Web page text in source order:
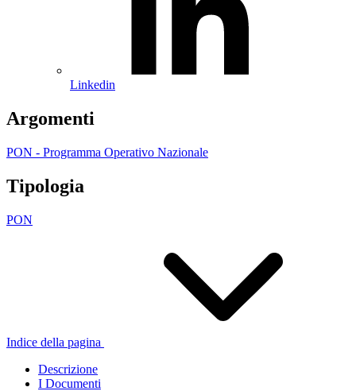
Linkedin
Argomenti
PON - Programma Operativo Nazionale
Tipologia
PON
Indice della pagina
Descrizione
I Documenti